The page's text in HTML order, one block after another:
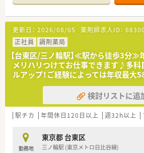
【店舗情報と応需状況について】
■東京メトロ日比谷線の三ノ輪駅から
ており、通勤のしやすさが魅力的な調
■主な応需科目は内科や整形外科、皮膚
域に根差した医療サービスを提供してお
■処方箋の受付枚数は1日平均20枚から
落ち着いた環境で丁寧な対応ができる
【求人情報について】
■週32時間勤務の正社員雇用となって
ールで長く活躍していただける雇用形態
■想定される年収は450万円から550万
験やスキルを考慮した上で決定されま
す。
プライベートも大切にしつつ勤務いた
更新日： 2026/08/05 薬剤師求人ID：
正社員
調剤薬局
【台東区/三ノ輪駅】≪駅から徒歩3分≫
メリハリつけてお仕事できます♪多科
ルアップ！ご経験によっては年収最大
検討リストに追
駅チカ 年間休日120日以上 週32h以上
勤務地
東京都 台東区
三ノ輪駅 (東京メトロ日比谷線)